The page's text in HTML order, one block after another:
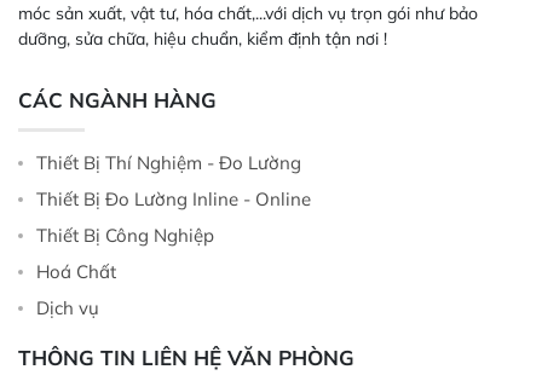
móc sản xuất, vật tư, hóa chất,...với dịch vụ trọn gói như bảo
dưỡng, sửa chữa, hiệu chuẩn, kiểm định tận nơi !
CÁC NGÀNH HÀNG
Thiết Bị Thí Nghiệm - Đo Lường
Thiết Bị Đo Lường Inline - Online
Thiết Bị Công Nghiệp
Hoá Chất
Dịch vụ
THÔNG TIN LIÊN HỆ VĂN PHÒNG